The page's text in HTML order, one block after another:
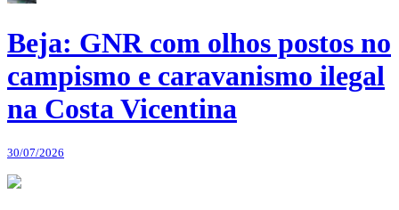
Beja: GNR com olhos postos no
campismo e caravanismo ilegal
na Costa Vicentina
30/07/2026